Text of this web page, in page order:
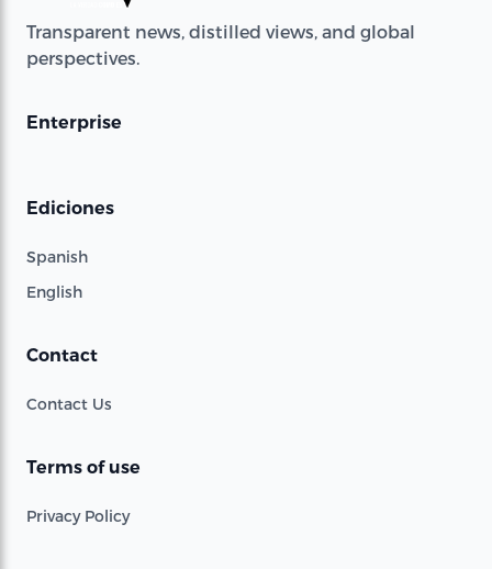
Transparent news, distilled views, and global
perspectives.
Enterprise
Ediciones
Spanish
English
Contact
Contact Us
Terms of use
Privacy Policy